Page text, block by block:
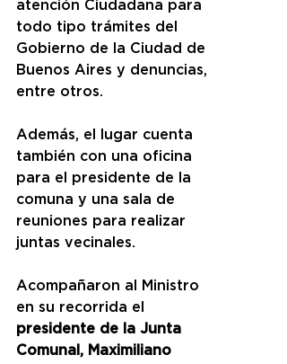
atención Ciudadana para
todo tipo trámites del
Gobierno de la Ciudad de
Buenos Aires y denuncias,
entre otros.
Además, el lugar cuenta
también con una oficina
para el presidente de la
comuna y una sala de
reuniones para realizar
juntas vecinales.
Acompañaron al Ministro
en su recorrida el
presidente de la Junta
Comunal, Maximiliano